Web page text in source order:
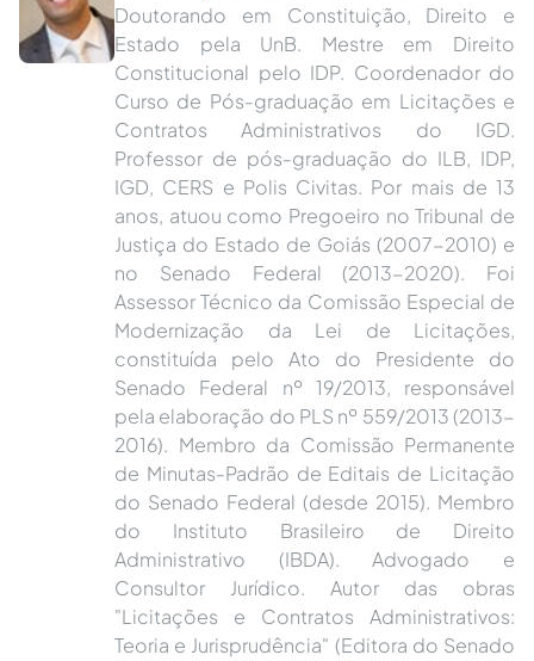
Doutorando em Constituição, Direito e
Estado pela UnB. Mestre em Direito
Constitucional pelo IDP. Coordenador do
Curso de Pós-graduação em Licitações e
Contratos Administrativos do IGD.
Professor de pós-graduação do ILB, IDP,
IGD, CERS e Polis Civitas. Por mais de 13
anos, atuou como Pregoeiro no Tribunal de
Justiça do Estado de Goiás (2007-2010) e
no Senado Federal (2013-2020). Foi
Assessor Técnico da Comissão Especial de
Modernização da Lei de Licitações,
constituída pelo Ato do Presidente do
Senado Federal nº 19/2013, responsável
pela elaboração do PLS nº 559/2013 (2013-
2016). Membro da Comissão Permanente
de Minutas-Padrão de Editais de Licitação
do Senado Federal (desde 2015). Membro
do Instituto Brasileiro de Direito
Administrativo (IBDA). Advogado e
Consultor Jurídico. Autor das obras
"Licitações e Contratos Administrativos:
Teoria e Jurisprudência" (Editora do Senado